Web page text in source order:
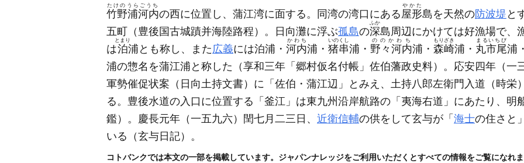
竹野浦河内
たけのうらごうち
の西に位置し、蒲江湾に面する。同湾の湾口にある屋形
やかた
島を天然の防波堤 と
五町
（豊後国古城蹟并海陸路程） 。日向灘に浮ぶ孤島の深
ふか
島周辺にかけては好漁場で、
は泊
とまり
浦とも称し、また広義には泊浦・ 河内
かわち
浦・ 猪串
いのくし
浦・ 野々河内
ののかわち
浦・ 森崎
もりざき
浦・ 丸市尾
まるいちび
浦・
浦の惣名を蒲江浦と称した （享和三年「郷村仮名付帳」佐伯藩政史料） 。応安四年 （一
軍勢催促状案 （日向土持文書） に「佐伯・蒲江辺」とみえ、土持八郎左衛門入道 （時栄）
る。豊後水道の入口に位置する「釜江」は東九州沿岸航路の「夷海右道」にあたり、明
鑑） 。慶長元年 （一五九六） 閏七月二三日、 近衛信輔の供をして玄与が「 海士の住さと
いる （玄与日記） 。
コトバンクでは本文の一部を掲載しています。ジャパンナレッジをご利用いただくとすべての情報をご覧になれま